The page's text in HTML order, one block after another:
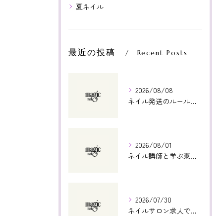
夏ネイル
最近の投稿 Recent Posts
2026/08/08
ネイル発送のルールと安全な手順を徹底解説
2026/08/01
ネイル講師と学ぶ東京都世田谷区宇奈根で将来に直結する技術習得ガイド
2026/07/30
ネイルサロン求人で東京都渋谷区の未経験から始める安心の働き方徹底解説